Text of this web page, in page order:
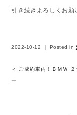
引き続きよろしくお願
2022-10-12 ｜ Posted in
＜ ご成約車両！ＢＭＷ
ー